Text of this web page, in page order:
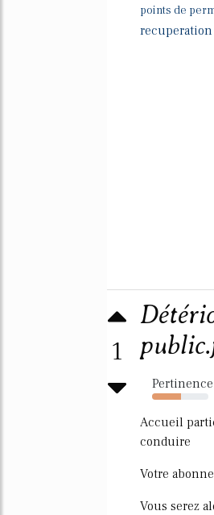
points de
1
Pertinence
51%
Accueil
conduire
Votre
Vous serez